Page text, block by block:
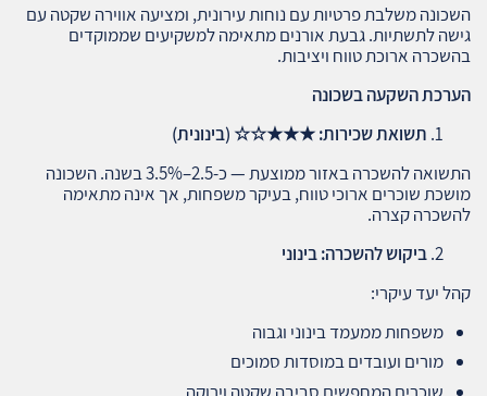
השכונה משלבת פרטיות עם נוחות עירונית, ומציעה אווירה שקטה עם
גישה לתשתיות. גבעת אורנים מתאימה למשקיעים שממוקדים
בהשכרה ארוכת טווח ויציבות.
הערכת השקעה בשכונה
תשואת שכירות:★★★☆☆(בינונית)
התשואה להשכרה באזור ממוצעת — כ-2.5–3.5% בשנה. השכונה
מושכת שוכרים ארוכי טווח, בעיקר משפחות, אך אינה מתאימה
להשכרה קצרה.
ביקוש להשכרה: בינוני
קהל יעד עיקרי:
משפחות ממעמד בינוני וגבוה
מורים ועובדים במוסדות סמוכים